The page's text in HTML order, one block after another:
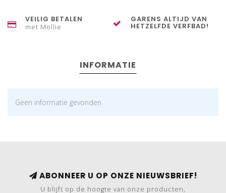
VEILIG BETALEN
met Mollie
GARENS ALTIJD VAN
HETZELFDE VERFBAD!
INFORMATIE
Geen informatie gevonden
ABONNEER U OP ONZE NIEUWSBRIEF!
U blijft op de hoogte van onze producten,